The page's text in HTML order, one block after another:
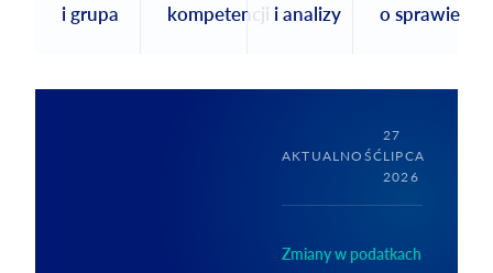
i grupa
kompetencji i analizy
o sprawie
AKTUALNOŚĆ
27
LIPCA
2026
Zmiany w podatkach